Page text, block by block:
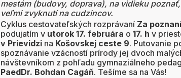
mestám (budovy, doprava), na vidieku
veľmi zvyknutí na cudzincov.
Cyklus cestovateľských rozprávaní Za
podujatím v utorok 17. februára o 17. h v
v Prievidzi na Košovskej ceste 9. Putovanie
spoznávanie vzácností prírody jej dvoch
návštevníkom z pohľadu gymnaziálneho
PaedDr. Bohdan Cagáň. Tešíme sa na Vás!